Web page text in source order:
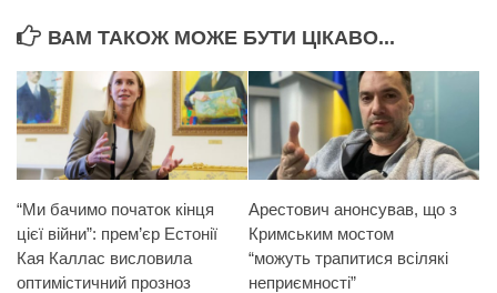
ВАМ ТАКОЖ МОЖЕ БУТИ ЦІКАВО...
“Ми бачимо початок кінця
цієї війни”: прем’єр Естонії
Кая Каллас висловила
оптимістичний прозноз
Арестович анонсував, що з
Кримським мостом
“можуть трапитися всілякі
неприємності”